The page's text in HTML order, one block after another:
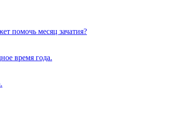
помочь месяц зачатия?
время года.